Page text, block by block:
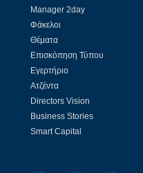
Manager 2day
Φάκελοι
Θέματα
Επισκόπηση Τύπου
Εγερτήριο
Ατζέντα
Directors Vision
Business Stories
Smart Capital